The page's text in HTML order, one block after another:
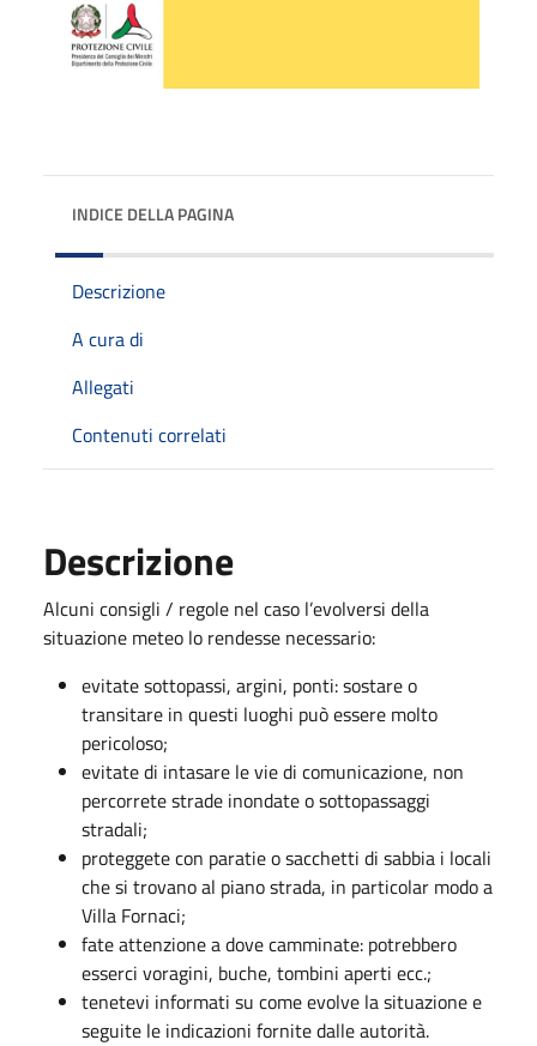
INDICE DELLA PAGINA
Descrizione
A cura di
Allegati
Contenuti correlati
Descrizione
Alcuni consigli / regole nel caso l’evolversi della
situazione meteo lo rendesse necessario:
evitate sottopassi, argini, ponti: sostare o
transitare in questi luoghi può essere molto
pericoloso;
evitate di intasare le vie di comunicazione, non
percorrete strade inondate o sottopassaggi
stradali;
proteggete con paratie o sacchetti di sabbia i locali
che si trovano al piano strada, in particolar modo a
Villa Fornaci;
fate attenzione a dove camminate: potrebbero
esserci voragini, buche, tombini aperti ecc.;
tenetevi informati su come evolve la situazione e
seguite le indicazioni fornite dalle autorità.